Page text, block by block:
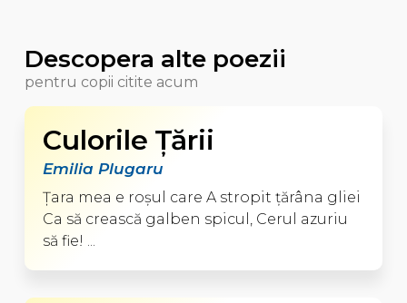
Descopera alte poezii
pentru copii citite acum
Culorile Ţării
Emilia Plugaru
Ţara mea e roşul care A stropit ţărâna gliei
Ca să crească galben spicul, Cerul azuriu
să fie! ...